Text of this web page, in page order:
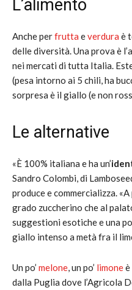
L’alimento
Anche perfrutta everdura è
delle diversità. Una prova è
nei mercati di tutta Italia.
(pesa intorno ai 5 chili, ha
sorpresa è il giallo (e non
Le alternative
«È 100% italiana e ha un’
Sandro Colombi, di
produce e commercializza.
grado zuccherino che al
suggestioni esotiche e una
giallo intenso a metà fra il
Un po’ melone, un po’ limoneè
dalla Puglia dove l’Agricola